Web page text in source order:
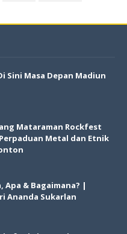
Sini Masa Depan Madiun
Mataraman Rockfest
Metal dan Etnik
Apa & Bagaimana? |
Ananda Sukarlan